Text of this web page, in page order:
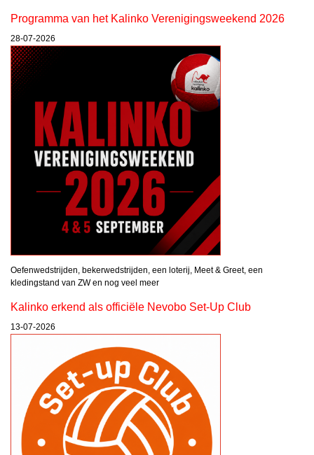
Programma van het Kalinko Verenigingsweekend 2026
28-07-2026
Oefenwedstrijden, bekerwedstrijden, een loterij, Meet & Greet, een
kledingstand van ZW en nog veel meer
Kalinko erkend als officiële Nevobo Set-Up Club
13-07-2026